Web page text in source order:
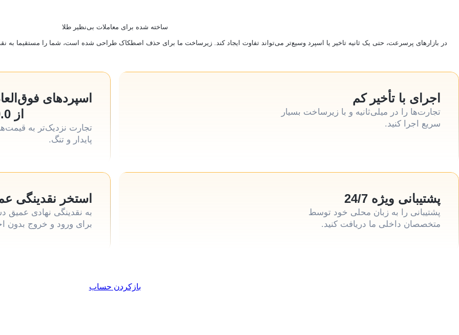
ساخته شده برای معاملات بی‌نظیر طلا
در بازارهای پرسرعت، حتی یک ثانیه تاخیر یا اسپرد وسیع‌تر می‌تواند تفاوت ایجاد کند. زیرساخت ما برای حذف اصطکاک طراحی شده است، شما را مستقیما به
اسپردهای
از 0.0 پیپ
تجارت نزدیک‌تر به
پایدار و تنگ.
اجرای با تأخیر کم
تجارت‌ها را در میلی‌ثانیه و با زیرساخت بسیار
سریع اجرا کنید.
استخر نقدینگی
به نقدینگی نهادی عمیق
برای ورود و خروج بدون
پشتیبانی ویژه 24/7
پشتیبانی را به زبان محلی خود توسط
متخصصان داخلی ما دریافت کنید.
بازکردن حساب